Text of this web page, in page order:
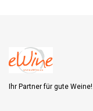
Ihr Partner für gute Weine!